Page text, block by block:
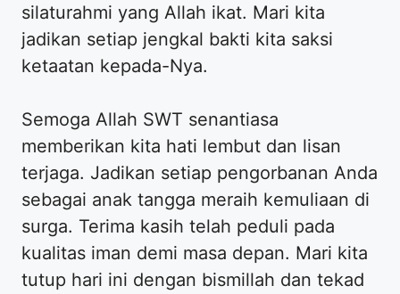
silaturahmi yang Allah ikat. Mari kita
jadikan setiap jengkal bakti kita saksi
ketaatan kepada-Nya.
Semoga Allah SWT senantiasa
memberikan kita hati lembut dan lisan
terjaga. Jadikan setiap pengorbanan Anda
sebagai anak tangga meraih kemuliaan di
surga. Terima kasih telah peduli pada
kualitas iman demi masa depan. Mari kita
tutup hari ini dengan bismillah dan tekad